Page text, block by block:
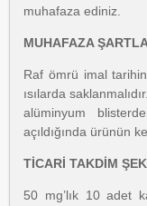
muhafaza ediniz.
MUHAFAZA
Raf ömrü imal
ısılarda
alüminyum
açıldığında ürünün
TİCARİ TAKDİM
50 mg’lık 10 adet